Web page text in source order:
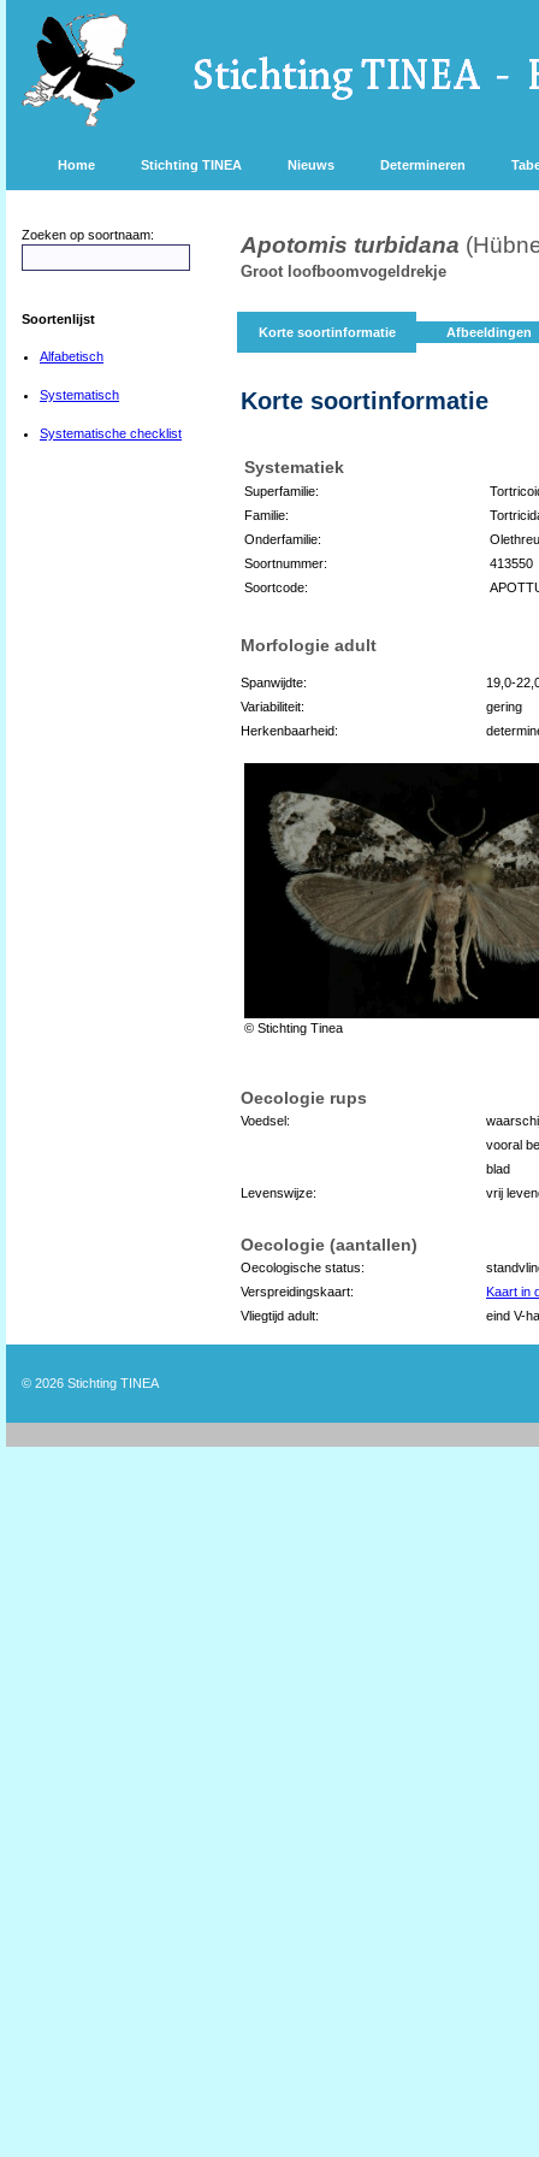
Home Stichting TINEA Nieuws Determineren
Zoeken op soortnaam:
Soortenlijst
Alfabetisch
Systematisch
Systematische checklist
Apotomis turbidana
Groot loofboomvogeldrekje
Korte soortinformatie Afbeeldingen
Korte soortinformatie
Systematiek
Superfamilie:
Familie:
Onderfamilie:
Soortnummer:
413550
Soortcode:
Morfologie adult
Spanwijdte:
19,0-
Variabiliteit:
gering
Herkenbaarheid:
© Stichting Tinea
Oecologie rups
Voedsel:
vooral
blad
Levenswijze:
vrij
Oecologie (aantallen)
Oecologische status:
Verspreidingskaart:
Kaart in
Vliegtijd adult:
eind V-
© 2026 Stichting TINEA